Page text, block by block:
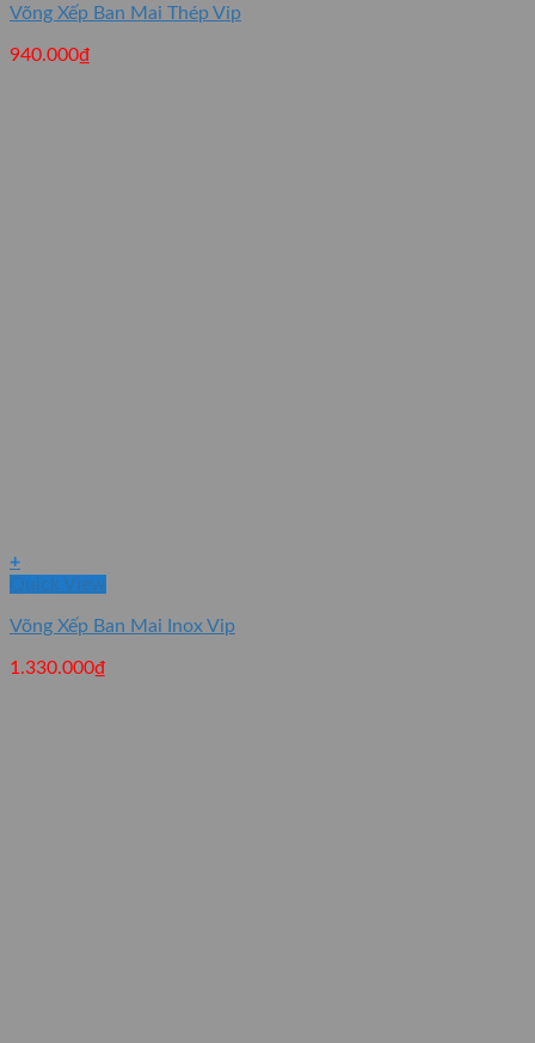
Võng Xếp Ban Mai Thép Vip
940.000₫
+
Quick View
Võng Xếp Ban Mai Inox Vip
1.330.000₫